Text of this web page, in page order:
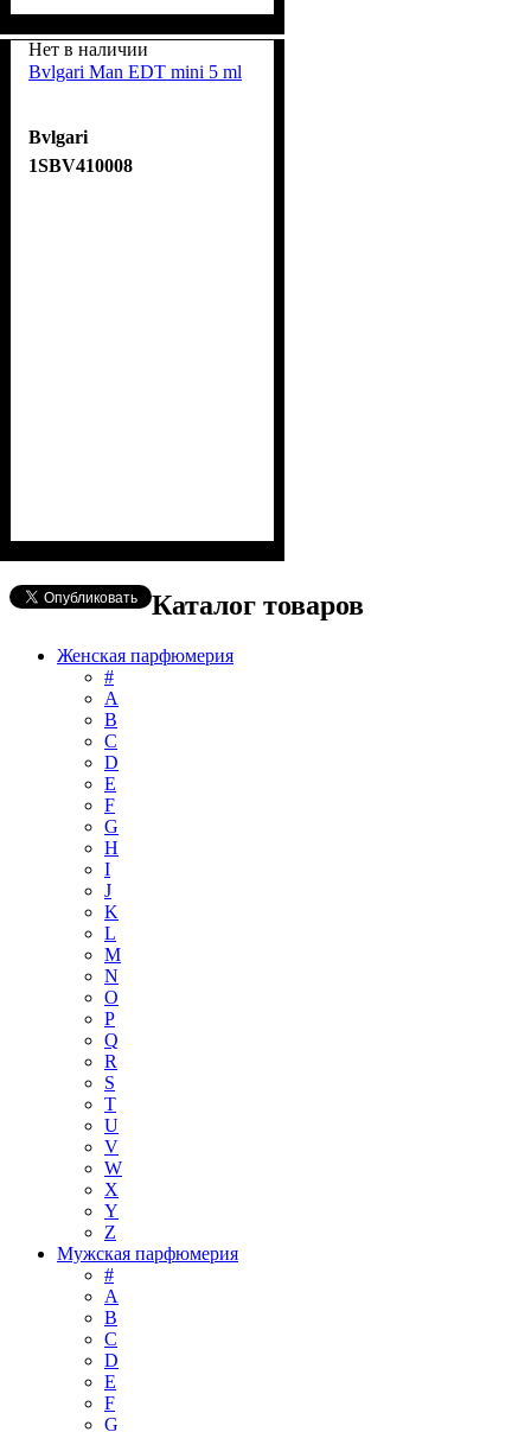
Нет в наличии
Bvlgari Man EDT mini 5 ml
Bvlgari
1SBV410008
Каталог товаров
Женская парфюмерия
#
А
B
C
D
E
F
G
H
I
J
K
L
M
N
O
P
Q
R
S
T
U
V
W
X
Y
Z
Мужская парфюмерия
#
A
B
C
D
E
F
G